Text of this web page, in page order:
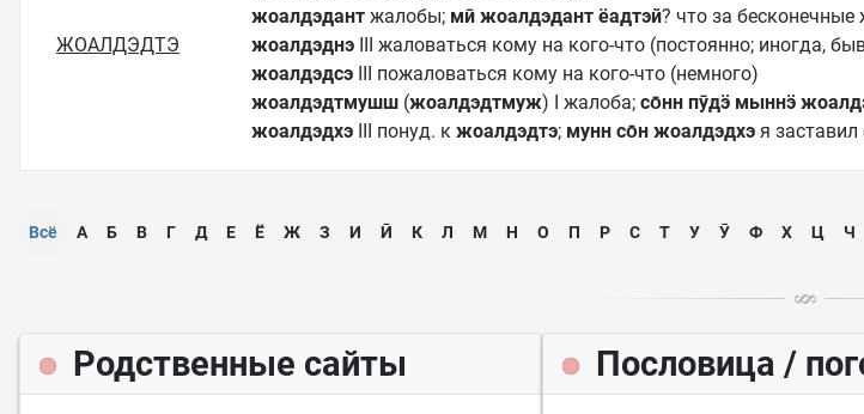
ЖОАЛДЭДТЭ
жоалдэдант жалобы; мӣ жоалдэдант ёадтэй? что за
жоалдэднэ III жаловаться кому на кого-что (постоянно; иногда,
жоалдэдсэ III пожаловаться кому на кого-что (немного)
жоалдэдтмушш (жоалдэдтмуж) I жалоба; со̄нн пӯдӭ мыннӭ
жоалдэдхэ III понуд. к жоалдэдтэ; мунн со̄н жоалдэдхэ я
Всё А Б В Г Д Е Ё Ж З И Ӣ К Л М Н О П Р С Т У Ӯ Ф Х Ц Ч
Родственные сайты Пословица /